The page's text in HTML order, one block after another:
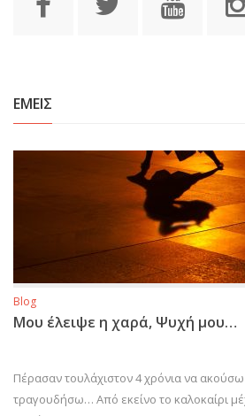
ΕΜΕΙΣ
Blog
Μου έλειψε η χαρά, Ψυχή μου…
Πέρασαν τουλάχιστον 4 χρόνια να
τραγουδήσω… Από εκείνο το καλοκαίρι